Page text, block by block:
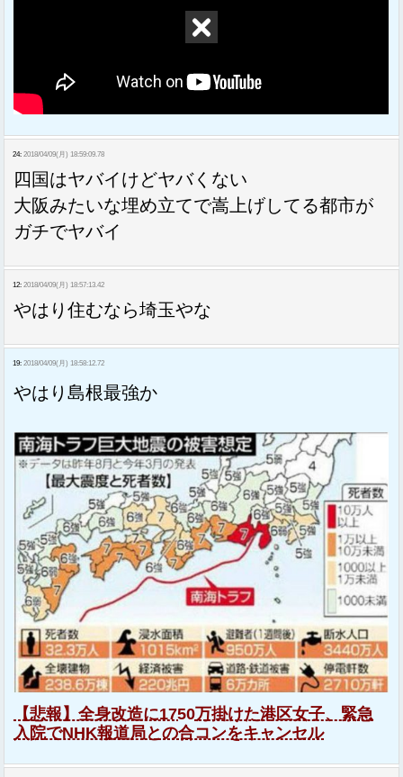
24: 2018/04/09(月) 18:59:09.78
四国はヤバイけどヤバくない
大阪みたいな埋め立てで嵩上げしてる都市が
ガチでヤバイ
12: 2018/04/09(月) 18:57:13.42
やはり住むなら埼玉やな
19: 2018/04/09(月) 18:58:12.72
やはり島根最強か
【悲報】全身改造に1750万掛けた港区女子、緊急
入院でNHK報道局との合コンをキャンセル